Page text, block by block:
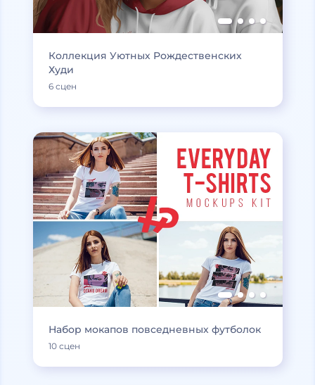
Коллекция Уютных Рождественских
Худи
6 сцен
Набор мокапов повседневных футболок
10 сцен